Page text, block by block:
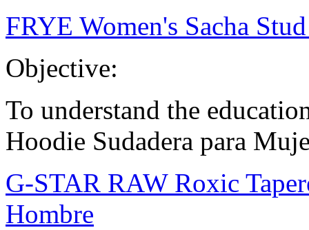
FRYE Women's Sacha
Objective:
To understand the
Hoodie Sudadera para
G-STAR RAW Roxic
Hombre